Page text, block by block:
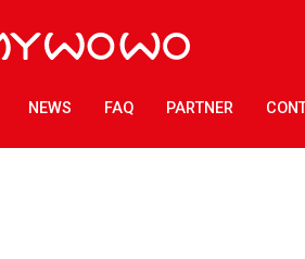
NEWS FAQ PARTNER